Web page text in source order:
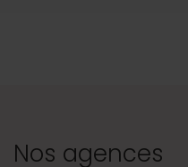
Nos agences